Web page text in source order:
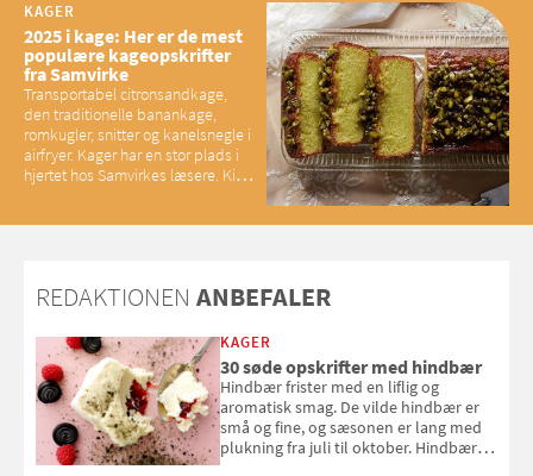
KAGER
2025 i kage: Her er de mest
populære kageopskrifter
fra Samvirke
Transportabel citronsandkage,
den traditionelle banankage,
romkugler, snitter og kanelsnegle i
airfryer. Kager har en stor plads i
hjertet hos Samvirkes læsere. Kig
REDAKTIONEN ANBEFALER
KAGER
30 søde opskrifter med hindbær
Hindbær frister med en liflig og
aromatisk smag. De vilde hindbær er
små og fine, og sæsonen er lang med
plukning fra juli til oktober. Hindbær